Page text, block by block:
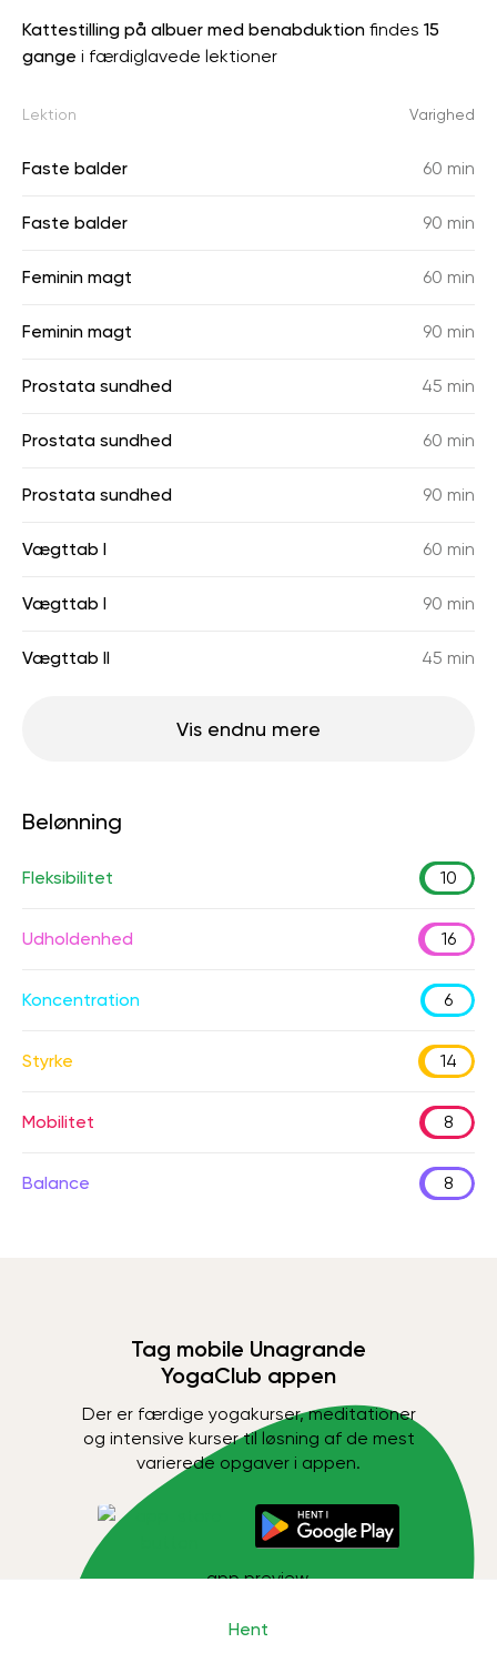
Kattestilling på albuer med benabduktion findes 15
gange i færdiglavede lektioner
Lektion Varighed
Faste balder 60 min
Faste balder 90 min
Feminin magt 60 min
Feminin magt 90 min
Prostata sundhed 45 min
Prostata sundhed 60 min
Prostata sundhed 90 min
Vægttab I 60 min
Vægttab I 90 min
Vægttab II 45 min
Vis endnu mere
Belønning
Fleksibilitet 10
Udholdenhed 16
Koncentration 6
Styrke 14
Mobilitet 8
Balance 8
Tag mobile Unagrande
YogaClub appen
Der er færdige yogakurser, meditationer
og intensive kurser til løsning af de mest
varierede opgaver i appen.
Hent